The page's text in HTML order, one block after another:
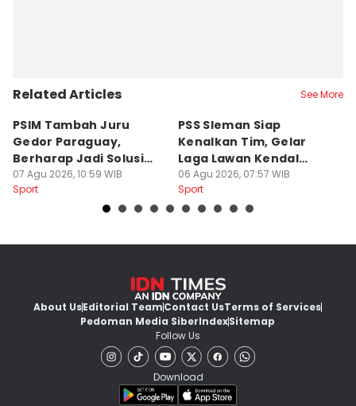
Related Articles See More
PSIM Tambah Juru
Gedor Paraguay,
Berharap Jadi Solusi
Minimnya Pencetak Gol
07 Agu 2026, 10:59 WIB
Sport
PSS Sleman Siap
Kenalkan Tim, Gelar
Laga Lawan Kendal
Tornado FC
06 Agu 2026, 07:57 WIB
Sport
About UsEditorial TeamContact UsTerms of Services
Pedoman Media SiberIndexSitemap
Follow Us
Download